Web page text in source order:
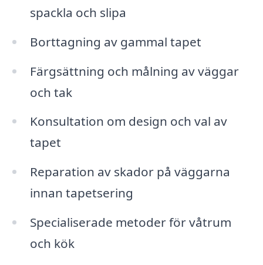
spackla och slipa
Borttagning av gammal tapet
Färgsättning och målning av väggar
och tak
Konsultation om design och val av
tapet
Reparation av skador på väggarna
innan tapetsering
Specialiserade metoder för våtrum
och kök